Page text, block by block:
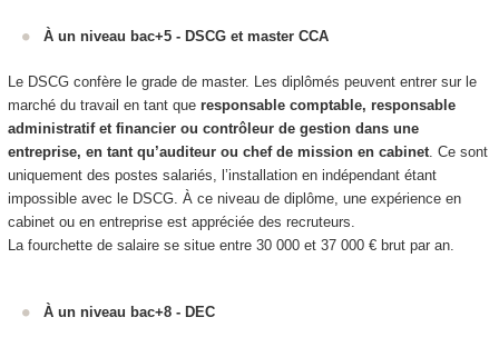
À un niveau bac+5 - DSCG et master CCA
Le DSCG confère le grade de master. Les diplômés peuvent entrer sur le
marché du travail en tant que responsable comptable, responsable
administratif et financier ou contrôleur de gestion dans une
entreprise, en tant qu’auditeur ou chef de mission en cabinet. Ce sont
uniquement des postes salariés, l’installation en indépendant étant
impossible avec le DSCG. À ce niveau de diplôme, une expérience en
cabinet ou en entreprise est appréciée des recruteurs.
La fourchette de salaire se situe entre 30 000 et 37 000 € brut par an.
À un niveau bac+8 - DEC